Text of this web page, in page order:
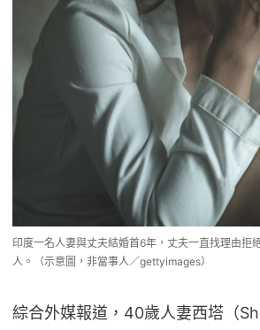
印度一名人妻與丈夫結婚首6年，丈夫一直找理由拒
人。（示意圖，非當事人／gettyimages）
綜合外媒報道，40歲人妻西塔（